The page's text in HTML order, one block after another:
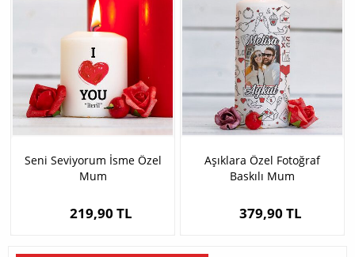
Seni Seviyorum İsme Özel
Mum
219,90 TL
Aşıklara Özel Fotoğraf
Baskılı Mum
379,90 TL